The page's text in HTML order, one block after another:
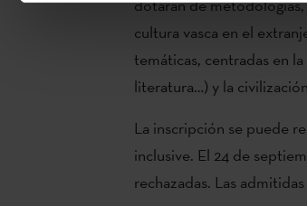
dotarán de metodologías,
cultura vasca en el
temáticas, centradas en
literatura…) y la
La inscripción se puede
inclusive. El 24 de
rechazadas. Las